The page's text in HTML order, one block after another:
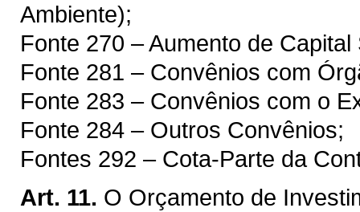
Ambiente);
Fonte 270 – Aumento de Capital
Fonte 281 – Convênios com
Fonte 283 – Convênios com o
Fonte 284 – Outros Convênios;
Fontes 292 – Cota-Parte da
Art. 11. O Orçamento de